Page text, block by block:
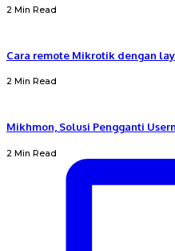
2 Min Read
Cara remote Mikrotik dengan
2 Min Read
Mikhmon, Solusi Pengganti
2 Min Read